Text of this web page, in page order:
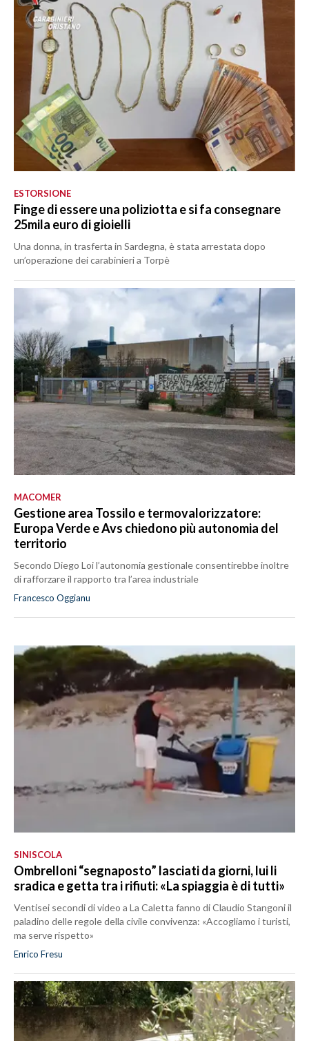
ESTORSIONE
Finge di essere una poliziotta e si fa consegnare
25mila euro di gioielli
Una donna, in trasferta in Sardegna, è stata arrestata dopo
un’operazione dei carabinieri a Torpè
MACOMER
Gestione area Tossilo e termovalorizzatore:
Europa Verde e Avs chiedono più autonomia del
territorio
Secondo Diego Loi l’autonomia gestionale consentirebbe inoltre
di rafforzare il rapporto tra l’area industriale
Francesco Oggianu
SINISCOLA
Ombrelloni “segnaposto” lasciati da giorni, lui li
sradica e getta tra i rifiuti: «La spiaggia è di tutti»
Ventisei secondi di video a La Caletta fanno di Claudio Stangoni il
paladino delle regole della civile convivenza: «Accogliamo i turisti,
ma serve rispetto»
Enrico Fresu